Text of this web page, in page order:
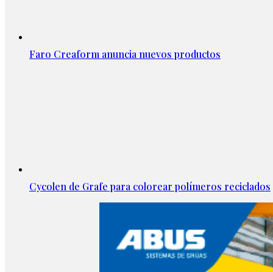
Faro Creaform anuncia nuevos productos
Cycolen de Grafe para colorear polímeros reciclados